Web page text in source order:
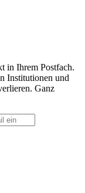
in Ihrem Postfach.
Institutionen und
Ganz